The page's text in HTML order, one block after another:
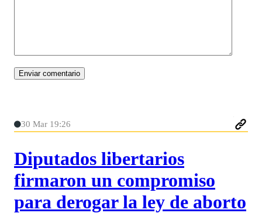
30 Mar 19:26
Diputados libertarios
firmaron un compromiso
para derogar la ley de aborto